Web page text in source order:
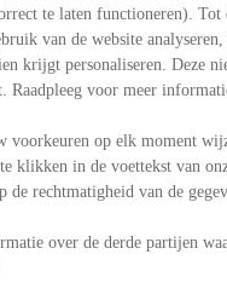
te laten functioneren).
van de website
krijgt personaliseren. Deze
Raadpleeg voor meer
voorkeuren op elk moment
klikken in de voettekst van
de rechtmatigheid van de
over de derde partijen